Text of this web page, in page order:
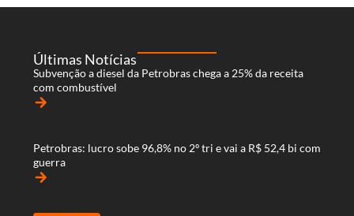
Últimas Notícias
Subvenção a diesel da Petrobras chega a 25% da receita
com combustível
arrow_forward
Petrobras: lucro sobe 96,8% no 2º tri e vai a R$ 52,4 bi com
guerra
arrow_forward